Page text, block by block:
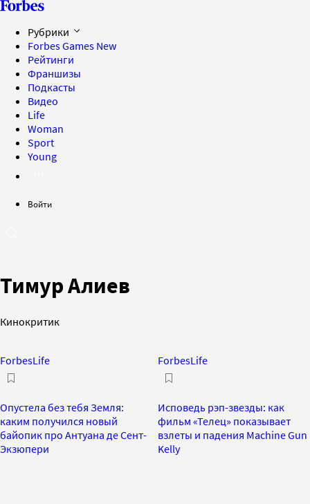
Рубрики
Forbes Games New
Рейтинги
Франшизы
Подкасты
Видео
Life
Woman
Sport
Young
Войти
Тимур Алиев
Кинокритик
ForbesLife
Опустела без тебя Земля:
каким получился новый
байопик про Антуана де Сент-
Экзюпери
ForbesLife
Исповедь рэп-звезды: как
фильм «Телец» показывает
взлеты и падения Machine Gun
Kelly